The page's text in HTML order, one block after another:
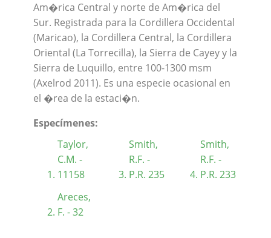
Am�rica Central y norte de Am�rica del
Sur. Registrada para la Cordillera Occidental
(Maricao), la Cordillera Central, la Cordillera
Oriental (La Torrecilla), la Sierra de Cayey y la
Sierra de Luquillo, entre 100-1300 msm
(Axelrod 2011). Es una especie ocasional en
el �rea de la estaci�n.
Especímenes:
Taylor,
C.M. -
11158
Areces,
F. - 32
Smith,
R.F. -
P.R. 235
Smith,
R.F. -
P.R. 233